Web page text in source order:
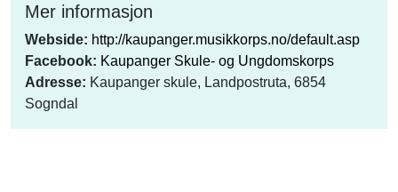
Mer informasjon
Webside: http://kaupanger.musikkorps.no/default.asp
Facebook: Kaupanger Skule- og Ungdomskorps
Adresse: Kaupanger skule, Landpostruta, 6854
Sogndal